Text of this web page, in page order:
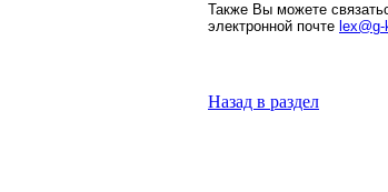
Также Вы можете
электронной почте lex@g-
Назад в раздел